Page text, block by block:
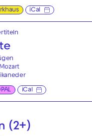
iCal
iCal
(2+)